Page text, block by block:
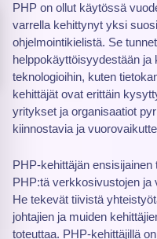
PHP on ollut käytössä
varrella kehittynyt yksi
ohjelmointikielistä. Se
helppokäyttöisyydestään
teknologioihin, kuten
kehittäjät ovat erittäin
yritykset ja organisaatiot
kiinnostavia ja
PHP-kehittäjän ensisijainen
PHP:tä verkkosivustojen ja
He tekevät tiivistä
johtajien ja muiden
toteuttaa. PHP-kehittäjillä